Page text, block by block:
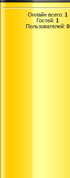
Онлайн всего: 1
Гостей: 1
Пользователей: 0